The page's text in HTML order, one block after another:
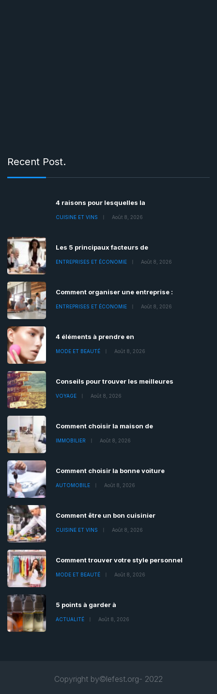
Recent Post.
4 raisons pour lesquelles la
CUISINE ET VINS Août 8, 2026
Les 5 principaux facteurs de
ENTREPRISES ET ÉCONOMIE Août 8, 2026
Comment organiser une entreprise :
ENTREPRISES ET ÉCONOMIE Août 8, 2026
4 éléments à prendre en
MODE ET BEAUTÉ Août 8, 2026
Conseils pour trouver les meilleures
VOYAGE Août 8, 2026
Comment choisir la maison de
IMMOBILIER Août 8, 2026
Comment choisir la bonne voiture
AUTOMOBILE Août 8, 2026
Comment être un bon cuisinier
CUISINE ET VINS Août 8, 2026
Comment trouver votre style personnel
MODE ET BEAUTÉ Août 8, 2026
5 points à garder à
ACTUALITÉ Août 8, 2026
Copyright by©lefest.org- 2022